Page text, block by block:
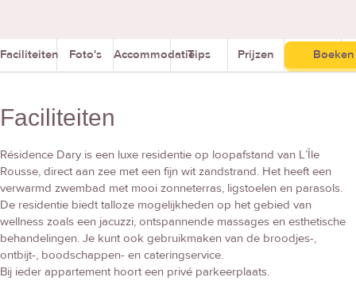
Faciliteiten Foto's AccommodatieTips Prijzen Boeken
Faciliteiten
Résidence Dary is een luxe residentie op loopafstand van L’Île
Rousse, direct aan zee met een fijn wit zandstrand. Het heeft een
verwarmd zwembad met mooi zonneterras, ligstoelen en parasols.
De residentie biedt talloze mogelijkheden op het gebied van
wellness zoals een jacuzzi, ontspannende massages en esthetische
behandelingen. Je kunt ook gebruikmaken van de broodjes-,
ontbijt-, boodschappen- en cateringservice.
Bij ieder appartement hoort een privé parkeerplaats.